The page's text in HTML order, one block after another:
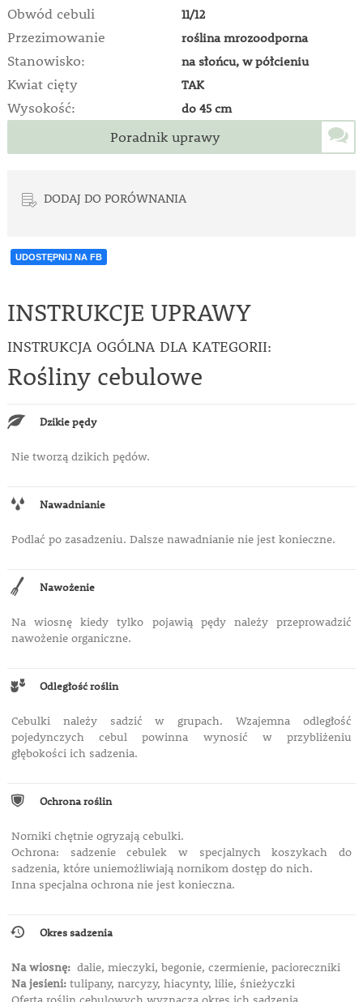
Obwód cebuli 11/12
Przezimowanie roślina mrozoodporna
Stanowisko: na słońcu, w półcieniu
Kwiat cięty TAK
Wysokość: do 45 cm
Poradnik uprawy
DODAJ DO PORÓWNANIA
UDOSTĘPNIJ NA FB
INSTRUKCJE UPRAWY
INSTRUKCJA OGÓLNA DLA KATEGORII:
Rośliny cebulowe
Dzikie pędy
Nie tworzą dzikich pędów.
Nawadnianie
Podlać po zasadzeniu. Dalsze nawadnianie nie jest konieczne.
Nawożenie
Na wiosnę kiedy tylko pojawią pędy należy przeprowadzić
nawożenie organiczne.
Odległość roślin
Cebulki należy sadzić w grupach. Wzajemna odległość
pojedynczych cebul powinna wynosić w przybliżeniu
głębokości ich sadzenia.
Ochrona roślin
Norniki chętnie ogryzają cebulki.
Ochrona: sadzenie cebulek w specjalnych koszykach do
sadzenia, które uniemożliwiają nornikom dostęp do nich.
Inna specjalna ochrona nie jest konieczna.
Okres sadzenia
Na wiosnę:dalie, mieczyki, begonie, czermienie, pacioreczniki
Na jesieni:tulipany, narcyzy, hiacynty, lilie, śnieżyczki